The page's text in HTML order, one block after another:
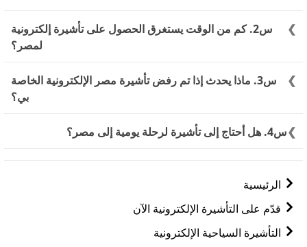
س2. كم من الوقت يستغرق الحصول على تأشيرة إلكترونية
لمصر؟
يمكن معالجة طلب التأشيرة الإلكترونية لمصر خلال
Working Daysعن طريق اختيار المعالجة العاجلة.
س3. ماذا يحدث إذا تم رفض تأشيرة مصر الإلكترونية الخاصة
بي؟
في حال رفض تأشيرتك الإلكترونية لمصر، سيتم إبلاغك
بالسبب. يمكنك الاستئناف أو إعادة التقديم بعد تصحيح
التقديم.
س4. هل أحتاج إلى تأشيرة لرحلة يومية إلى مصر؟
تعتمد حاجتك إلى تأشيرة لرحلة يومية إلى مصر على جنسيتك.
عند الوصول للإقامات القصيرة. تحقق من متطلبات جنسيتك
قبل السفر.
الرئيسية
قدّم على التأشيرة الإلكترونية الآن
التأشيرة السياحية الإلكترونية